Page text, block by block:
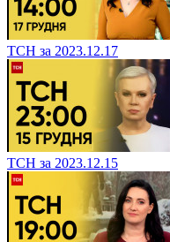
ТСН за 2023.12.17
ТСН за 2023.12.15